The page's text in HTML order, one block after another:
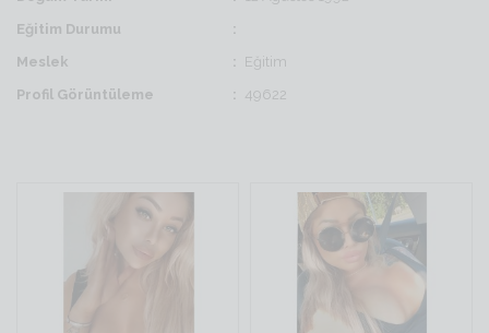
Eğitim Durumu
Meslek
Eğitim
Profil Görüntüleme
49622